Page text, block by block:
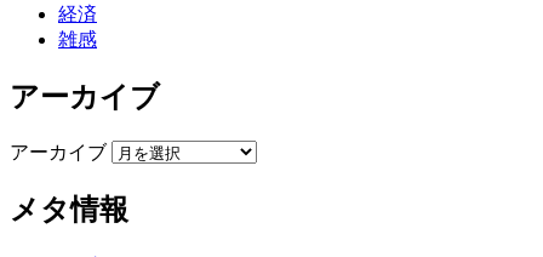
経済
雑感
アーカイブ
アーカイブ
メタ情報